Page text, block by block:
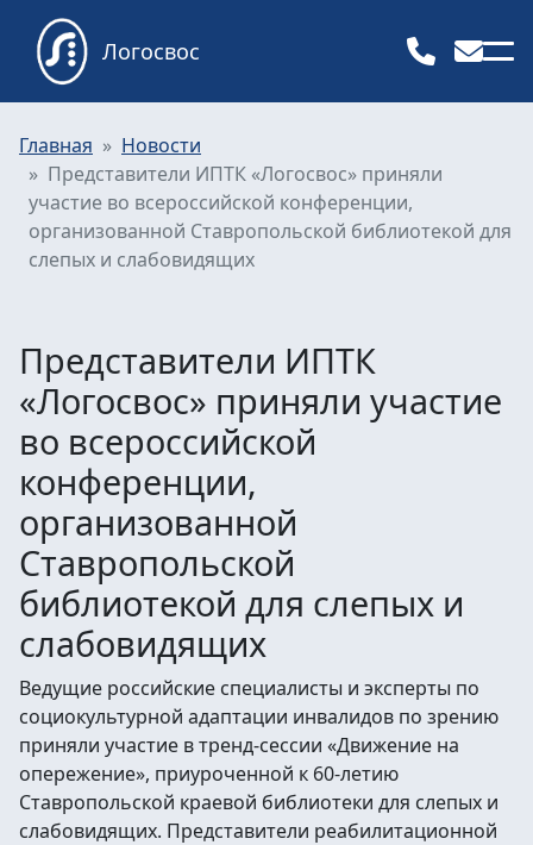
Логосвос
Главная
Новости
Представители ИПТК «Логосвос» приняли
участие во всероссийской конференции,
организованной Ставропольской библиотекой для
слепых и слабовидящих
Представители ИПТК
«Логосвос» приняли участие
во всероссийской
конференции,
организованной
Ставропольской
библиотекой для слепых и
слабовидящих
Ведущие российские специалисты и эксперты по
социокультурной адаптации инвалидов по зрению
приняли участие в тренд-сессии «Движение на
опережение», приуроченной к 60-летию
Ставропольской краевой библиотеки для слепых и
слабовидящих. Представители реабилитационной